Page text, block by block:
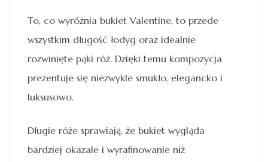
To, co wyróżnia bukiet Valentine, to przede
wszystkim długość łodyg oraz idealnie
rozwinięte pąki róż. Dzięki temu kompozycja
prezentuje się niezwykle smukło, elegancko i
luksusowo.
Długie róże sprawiają, że bukiet wygląda
bardziej okazale i wyrafinowanie niż